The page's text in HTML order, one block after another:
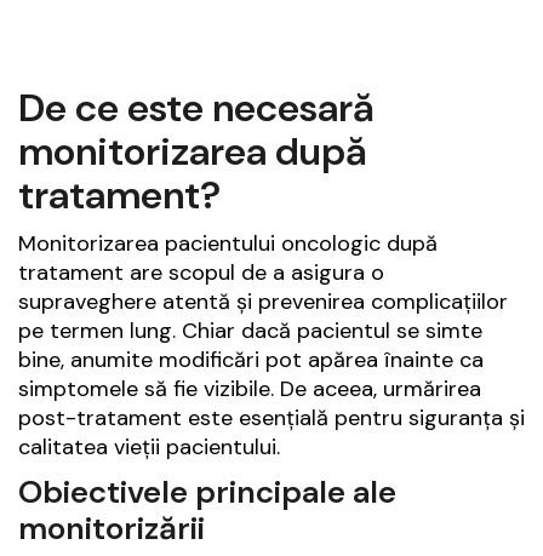
De ce este necesară
monitorizarea după
tratament?
Monitorizarea pacientului oncologic după
tratament are scopul de a asigura o
supraveghere atentă și prevenirea complicațiilor
pe termen lung. Chiar dacă pacientul se simte
bine, anumite modificări pot apărea înainte ca
simptomele să fie vizibile. De aceea, urmărirea
post-tratament este esențială pentru siguranța și
calitatea vieții pacientului.
Obiectivele principale ale
monitorizării